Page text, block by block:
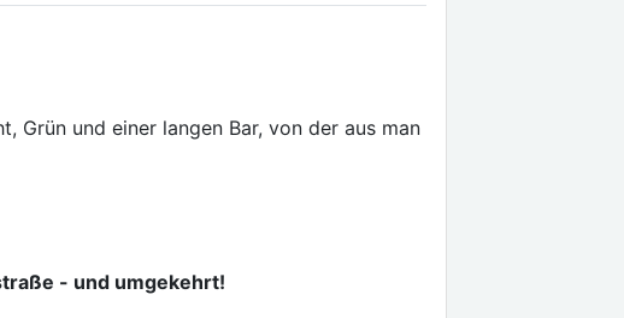
Grün und einer langen Bar, von der aus man
- und umgekehrt!